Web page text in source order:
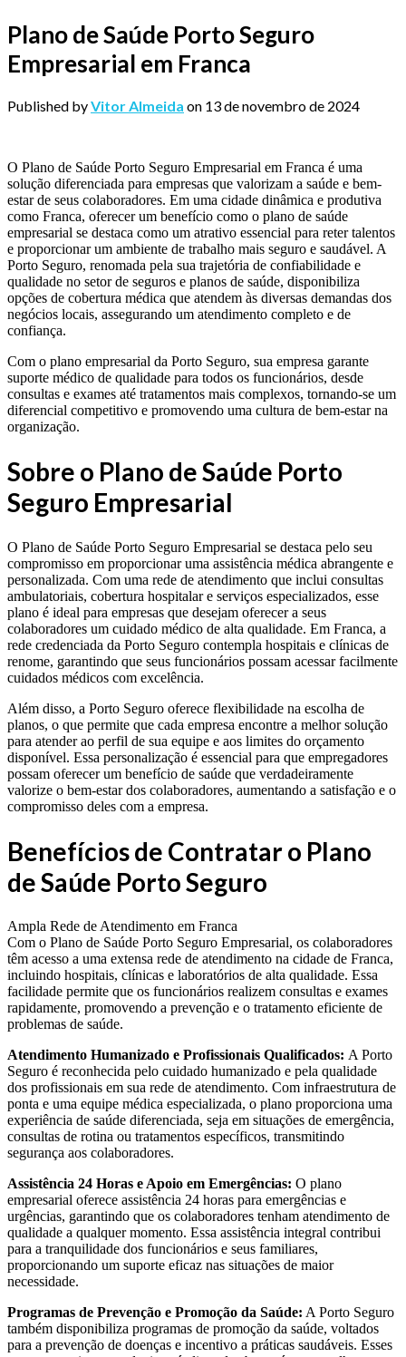
Plano de Saúde Porto Seguro
Empresarial em Franca
Published byVitor Almeida on 13 de novembro de 2024
O Plano de Saúde Porto Seguro Empresarial em Franca é uma
solução diferenciada para empresas que valorizam a saúde e bem-
estar de seus colaboradores. Em uma cidade dinâmica e produtiva
como Franca, oferecer um benefício como o plano de saúde
empresarial se destaca como um atrativo essencial para reter talentos
e proporcionar um ambiente de trabalho mais seguro e saudável. A
Porto Seguro, renomada pela sua trajetória de confiabilidade e
qualidade no setor de seguros e planos de saúde, disponibiliza
opções de cobertura médica que atendem às diversas demandas dos
negócios locais, assegurando um atendimento completo e de
confiança.
Com o plano empresarial da Porto Seguro, sua empresa garante
suporte médico de qualidade para todos os funcionários, desde
consultas e exames até tratamentos mais complexos, tornando-se um
diferencial competitivo e promovendo uma cultura de bem-estar na
organização.
Sobre o Plano de Saúde Porto
Seguro Empresarial
O Plano de Saúde Porto Seguro Empresarial se destaca pelo seu
compromisso em proporcionar uma assistência médica abrangente e
personalizada. Com uma rede de atendimento que inclui consultas
ambulatoriais, cobertura hospitalar e serviços especializados, esse
plano é ideal para empresas que desejam oferecer a seus
colaboradores um cuidado médico de alta qualidade. Em Franca, a
rede credenciada da Porto Seguro contempla hospitais e clínicas de
renome, garantindo que seus funcionários possam acessar facilmente
cuidados médicos com excelência.
Além disso, a Porto Seguro oferece flexibilidade na escolha de
planos, o que permite que cada empresa encontre a melhor solução
para atender ao perfil de sua equipe e aos limites do orçamento
disponível. Essa personalização é essencial para que empregadores
possam oferecer um benefício de saúde que verdadeiramente
valorize o bem-estar dos colaboradores, aumentando a satisfação e o
compromisso deles com a empresa.
Benefícios de Contratar o Plano
de Saúde Porto Seguro
Ampla Rede de Atendimento em Franca
Com o Plano de Saúde Porto Seguro Empresarial, os colaboradores
têm acesso a uma extensa rede de atendimento na cidade de Franca,
incluindo hospitais, clínicas e laboratórios de alta qualidade. Essa
facilidade permite que os funcionários realizem consultas e exames
rapidamente, promovendo a prevenção e o tratamento eficiente de
problemas de saúde.
Atendimento Humanizado e Profissionais Qualificados: A Porto
Seguro é reconhecida pelo cuidado humanizado e pela qualidade
dos profissionais em sua rede de atendimento. Com infraestrutura de
ponta e uma equipe médica especializada, o plano proporciona uma
experiência de saúde diferenciada, seja em situações de emergência,
consultas de rotina ou tratamentos específicos, transmitindo
segurança aos colaboradores.
Assistência 24 Horas e Apoio em Emergências: O plano
empresarial oferece assistência 24 horas para emergências e
urgências, garantindo que os colaboradores tenham atendimento de
qualidade a qualquer momento. Essa assistência integral contribui
para a tranquilidade dos funcionários e seus familiares,
proporcionando um suporte eficaz nas situações de maior
necessidade.
Programas de Prevenção e Promoção da Saúde: A Porto Seguro
também disponibiliza programas de promoção da saúde, voltados
para a prevenção de doenças e incentivo a práticas saudáveis. Esses